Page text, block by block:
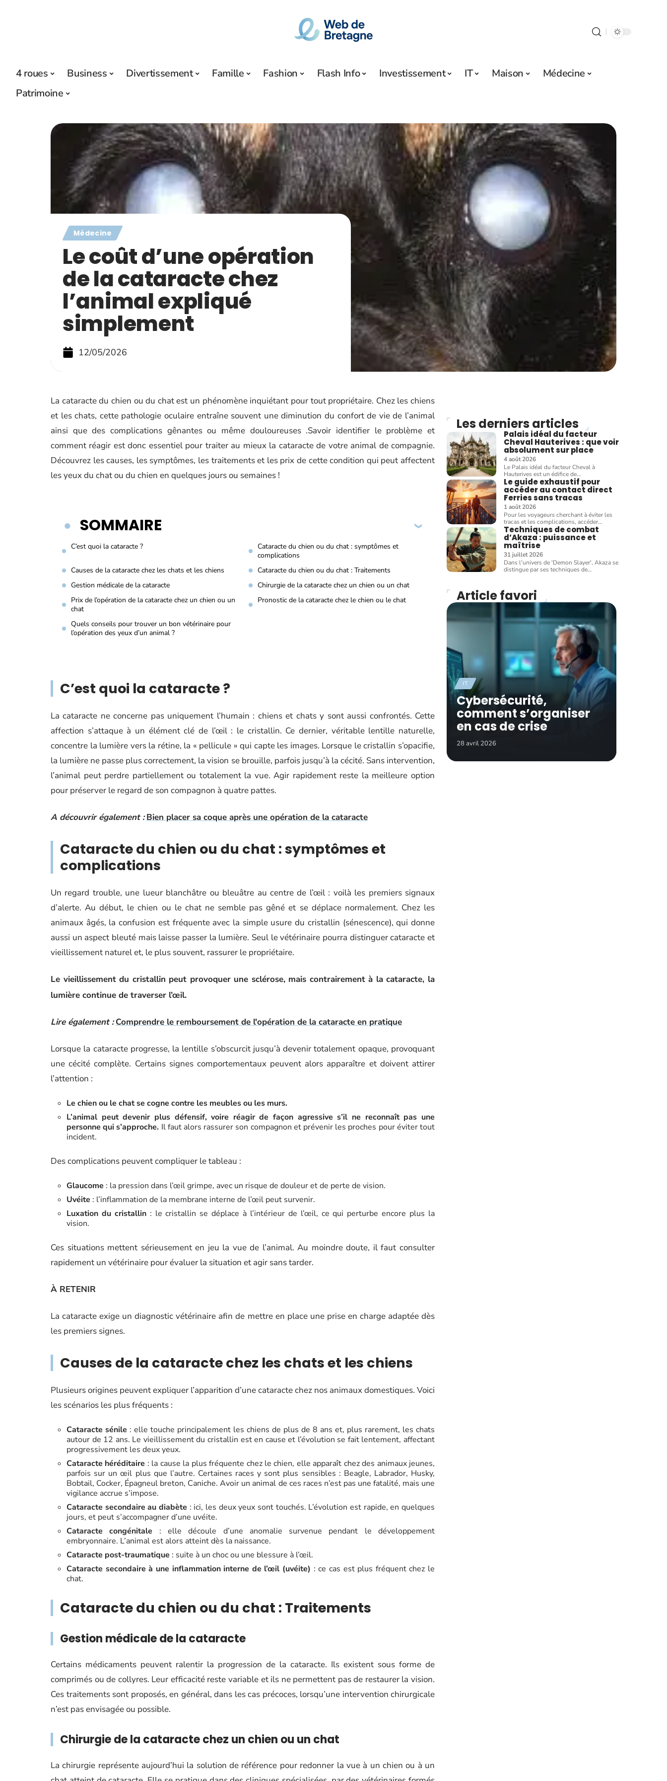
4 roues Business Divertissement Famille Fashion Flash Info Investissement IT Maison
Médecine
Patrimoine
Médecine
Le coût d’une opération
de la cataracte chez
l’animal expliqué
simplement
12/05/2026
La cataracte du chien ou du chat est un phénomène inquiétant pour tout propriétaire. Chez les chiens
et les chats, cette pathologie oculaire entraîne souvent une diminution du confort de vie de l’animal
ainsi que des complications gênantes ou même douloureuses .Savoir identifier le problème et
comment réagir est donc essentiel pour traiter au mieux la cataracte de votre animal de compagnie.
Découvrez les causes, les symptômes, les traitements et les prix de cette condition qui peut affectent
les yeux du chat ou du chien en quelques jours ou semaines !
SOMMAIRE
C’est quoi la cataracte ?
Cataracte du chien ou du chat : symptômes et
complications
Causes de la cataracte chez les chats et les chiens
Cataracte du chien ou du chat : Traitements
Gestion médicale de la cataracte
Chirurgie de la cataracte chez un chien ou un chat
Prix de l’opération de la cataracte chez un chien ou un
chat
Pronostic de la cataracte chez le chien ou le chat
Quels conseils pour trouver un bon vétérinaire pour
l’opération des yeux d’un animal ?
C’est quoi la cataracte ?
La cataracte ne concerne pas uniquement l’humain : chiens et chats y sont aussi confrontés. Cette
affection s’attaque à un élément clé de l’œil : le cristallin. Ce dernier, véritable lentille naturelle,
concentre la lumière vers la rétine, la « pellicule » qui capte les images. Lorsque le cristallin s’opacifie,
la lumière ne passe plus correctement, la vision se brouille, parfois jusqu’à la cécité. Sans intervention,
l’animal peut perdre partiellement ou totalement la vue. Agir rapidement reste la meilleure option
pour préserver le regard de son compagnon à quatre pattes.
A découvrir également : Bien placer sa coque après une opération de la cataracte
Cataracte du chien ou du chat : symptômes et
complications
Un regard trouble, une lueur blanchâtre ou bleuâtre au centre de l’œil : voilà les premiers signaux
d’alerte. Au début, le chien ou le chat ne semble pas gêné et se déplace normalement. Chez les
animaux âgés, la confusion est fréquente avec la simple usure du cristallin (sénescence), qui donne
aussi un aspect bleuté mais laisse passer la lumière. Seul le vétérinaire pourra distinguer cataracte et
vieillissement naturel et, le plus souvent, rassurer le propriétaire.
Le vieillissement du cristallin peut provoquer une sclérose, mais contrairement à la cataracte, la
lumière continue de traverser l’œil.
Lire également : Comprendre le remboursement de l'opération de la cataracte en pratique
Lorsque la cataracte progresse, la lentille s’obscurcit jusqu’à devenir totalement opaque, provoquant
une cécité complète. Certains signes comportementaux peuvent alors apparaître et doivent attirer
l’attention :
Le chien ou le chat se cogne contre les meubles ou les murs.
L’animal peut devenir plus défensif, voire réagir de façon agressive s’il ne reconnaît pas une
personne qui s’approche. Il faut alors rassurer son compagnon et prévenir les proches pour éviter tout
incident.
Des complications peuvent compliquer le tableau :
Glaucome : la pression dans l’œil grimpe, avec un risque de douleur et de perte de vision.
Uvéite : l’inflammation de la membrane interne de l’œil peut survenir.
Luxation du cristallin: le cristallin se déplace à l’intérieur de l’œil, ce qui perturbe encore plus la
vision.
Ces situations mettent sérieusement en jeu la vue de l’animal. Au moindre doute, il faut consulter
rapidement un vétérinaire pour évaluer la situation et agir sans tarder.
À RETENIR
La cataracte exige un diagnostic vétérinaire afin de mettre en place une prise en charge adaptée dès
les premiers signes.
Causes de la cataracte chez les chats et les chiens
Plusieurs origines peuvent expliquer l’apparition d’une cataracte chez nos animaux domestiques. Voici
les scénarios les plus fréquents :
Cataracte sénile : elle touche principalement les chiens de plus de 8 ans et, plus rarement, les chats
autour de 12 ans. Le vieillissement du cristallin est en cause et l’évolution se fait lentement, affectant
progressivement les deux yeux.
Cataracte héréditaire : la cause la plus fréquente chez le chien, elle apparaît chez des animaux jeunes,
parfois sur un œil plus que l’autre. Certaines races y sont plus sensibles : Beagle, Labrador, Husky,
Bobtail, Cocker, Épagneul breton, Caniche. Avoir un animal de ces races n’est pas une fatalité, mais une
vigilance accrue s’impose.
Cataracte secondaire au diabète : ici, les deux yeux sont touchés. L’évolution est rapide, en quelques
jours, et peut s’accompagner d’une uvéite.
Cataracte congénitale : elle découle d’une anomalie survenue pendant le développement
embryonnaire. L’animal est alors atteint dès la naissance.
Cataracte post-traumatique : suite à un choc ou une blessure à l’œil.
Cataracte secondaire à une inflammation interne de l’œil (uvéite) : ce cas est plus fréquent chez le
chat.
Cataracte du chien ou du chat : Traitements
Gestion médicale de la cataracte
Certains médicaments peuvent ralentir la progression de la cataracte. Ils existent sous forme de
comprimés ou de collyres. Leur efficacité reste variable et ils ne permettent pas de restaurer la vision.
Ces traitements sont proposés, en général, dans les cas précoces, lorsqu’une intervention chirurgicale
n’est pas envisagée ou possible.
Chirurgie de la cataracte chez un chien ou un chat
La chirurgie représente aujourd’hui la solution de référence pour redonner la vue à un chien ou à un
Les derniers articles
Palais idéal du facteur
Cheval Hauterives : que voir
absolument sur place
4 août 2026
Le Palais idéal du facteur Cheval à
Hauterives est un édifice de…
Le guide exhaustif pour
accéder au contact direct
Ferries sans tracas
1 août 2026
Pour les voyageurs cherchant à éviter les
tracas et les complications, accéder…
Techniques de combat
d’Akaza : puissance et
maîtrise
31 juillet 2026
Dans l'univers de 'Demon Slayer', Akaza se
distingue par ses techniques de…
Article favori
IT
Cybersécurité,
comment s’organiser
en cas de crise
28 avril 2026